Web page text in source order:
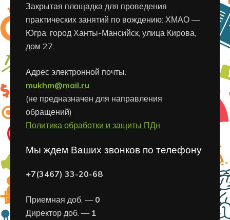
Закрытая площадка для проведения
практических занятий по вождению: ХМАО —
Югра, город Ханты-Мансийск, улица Кирова,
дом 27.
Адрес электронной почты:
mukhm@mail.ru
(не предназначен для направления
обращений)
Политика обработки и защиты ПДн
Мы ждем Ваших звонков по телефону
+7(3467) 33-20-68
Приемная доб. — 0
Директор доб. — 1